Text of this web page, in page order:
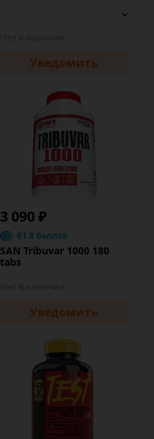
Уведомить
3 090 ₽
61.8 баллов
SAN Tribuvar 1000 180
tabs
Уведомить